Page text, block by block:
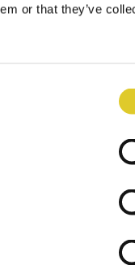
or that they’ve